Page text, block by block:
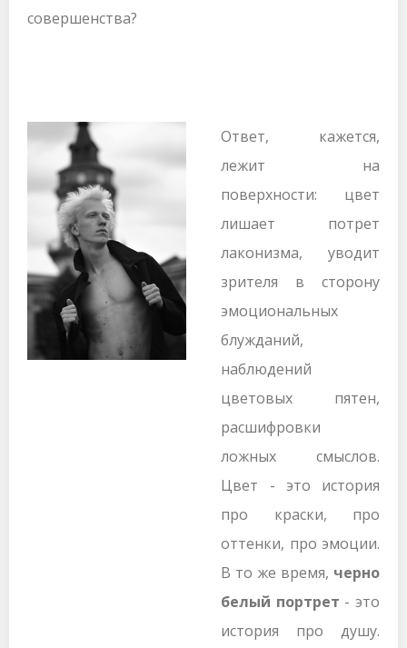
совершенства?
Ответ, кажется,
лежит на
поверхности: цвет
лишает потрет
лаконизма, уводит
зрителя в сторону
эмоциональных
блужданий,
наблюдений
цветовых пятен,
расшифровки
ложных смыслов.
Цвет - это история
про краски, про
оттенки, про эмоции.
В то же время, черно
белый портрет - это
история про душу.